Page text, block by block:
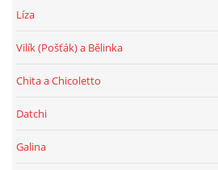
Líza
Vilík (Pošťák) a Bělinka
Chita a Chicoletto
Datchi
Galina